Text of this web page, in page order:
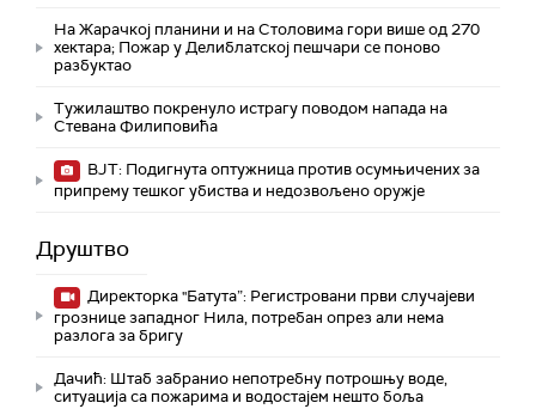
На Жарачкој планини и на Столовима гори више од 270
хектара; Пожар у Делиблатској пешчари се поново
разбуктао
Тужилаштво покренуло истрагу поводом напада на
Стевана Филиповића
ВЈТ: Подигнута оптужница против осумњичених за
припрему тешког убиства и недозвољено оружје
Друштво
Директорка "Батута”: Регистровани први случајеви
грознице западног Нила, потребан опрез али нема
разлога за бригу
Дачић: Штаб забранио непотребну потрошњу воде,
ситуација са пожарима и водостајем нешто боља